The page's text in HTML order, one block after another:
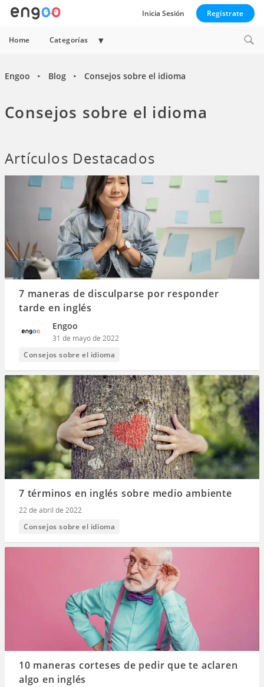
Inicia Sesión Regístrate
Home Categorías
Collapse
Engoo ► Blog ► Consejos sobre el idioma
Consejos sobre el idioma
Artículos Destacados
7 maneras de disculparse por responder
tarde en inglés
Engoo
31 de mayo de 2022
Consejos sobre el idioma
7 términos en inglés sobre medio ambiente
22 de abril de 2022
Consejos sobre el idioma
10 maneras corteses de pedir que te aclaren
algo en inglés